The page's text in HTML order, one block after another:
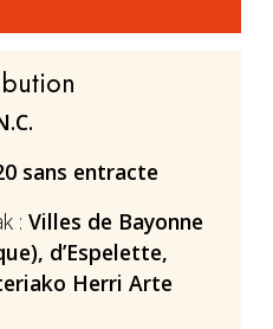
sans entracte
: Villes de Bayonne
d’Espelette,
Herri Arte